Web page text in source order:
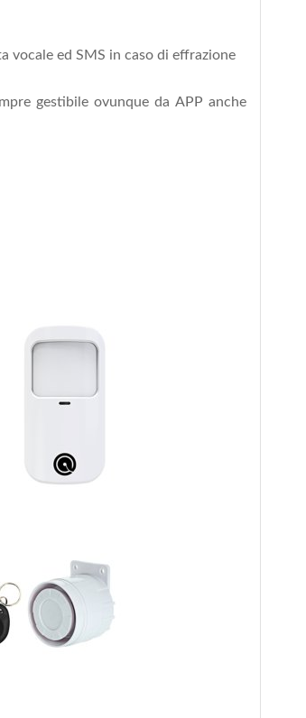
vocale ed SMS in caso di effrazione
gestibile ovunque da APP anche